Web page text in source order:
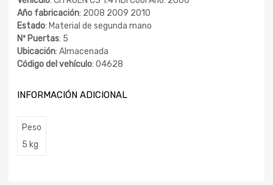
Año fabricación: 2008 2009 2010
Estado: Material de segunda mano
Nº Puertas: 5
Ubicación: Almacenada
Código del vehículo: 04628
INFORMACIÓN ADICIONAL
Peso
5 kg